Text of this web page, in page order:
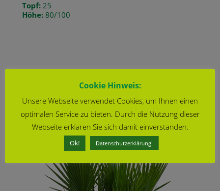
Topf:25
Höhe:80/100
Cookie Hinweis:
Unsere Webseite verwendet Cookies, um Ihnen einen
optimalen Service zu bieten. Durch die Nutzung dieser
Webseite erklären Sie sich damit einverstanden.
Ok! Datenschutzerklärung!